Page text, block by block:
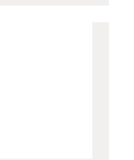
werkt en
omgeving kunt